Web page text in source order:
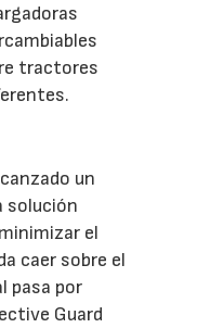
tractores
un
solución
el
caer sobre el
pasa por
Guard